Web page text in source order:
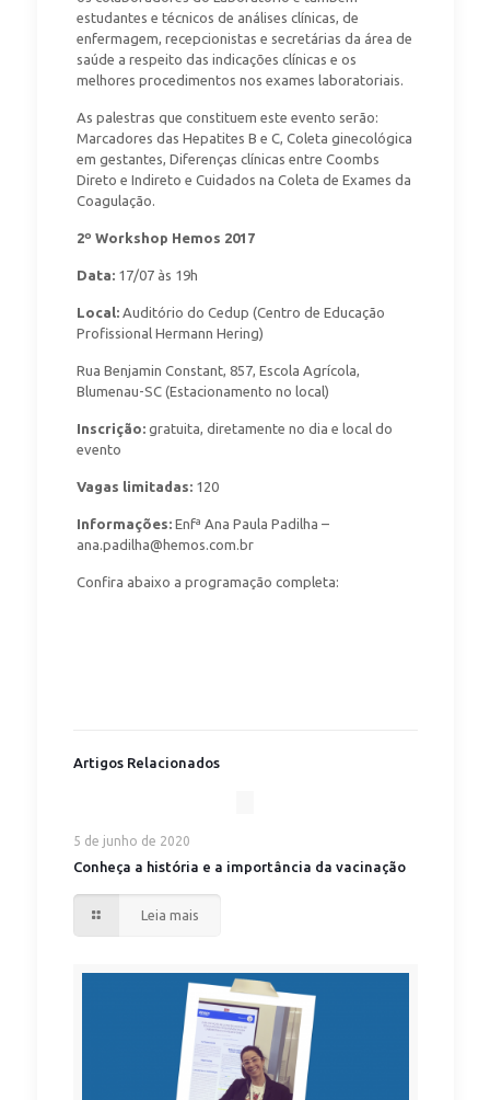
estudantes e técnicos de análises clínicas, de
enfermagem, recepcionistas e secretárias da área de
saúde a respeito das indicações clínicas e os
melhores procedimentos nos exames laboratoriais.
As palestras que constituem este evento serão:
Marcadores das Hepatites B e C, Coleta ginecológica
em gestantes, Diferenças clínicas entre Coombs
Direto e Indireto e Cuidados na Coleta de Exames da
Coagulação.
2º Workshop Hemos 2017
Data: 17/07 às 19h
Local:Auditório do Cedup (Centro de Educação
Profissional Hermann Hering)
Rua Benjamin Constant, 857, Escola Agrícola,
Blumenau-SC (Estacionamento no local)
Inscrição: gratuita, diretamente no dia e local do
evento
Vagas limitadas: 120
Informações: Enfª Ana Paula Padilha –
ana.padilha@hemos.com.br
Confira abaixo a programação completa:
Artigos Relacionados
5 de junho de 2020
Conheça a história e a importância da vacinação
Leia mais